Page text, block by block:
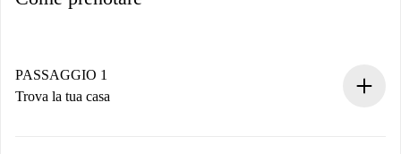
PASSAGGIO 1
Trova la tua casa